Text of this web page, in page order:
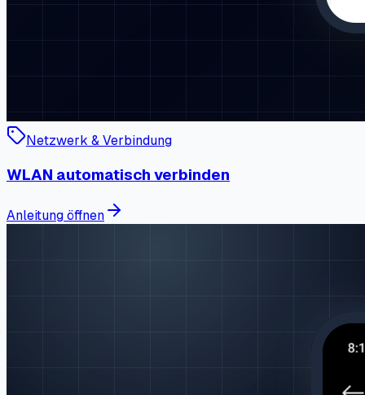
Netzwerk & Verbindung
WLAN automatisch verbinden
Anleitung öffnen